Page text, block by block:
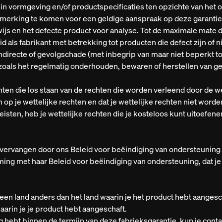
vormgeving en/of productspecificaties ten opzichte van het
te komen voor een geldige aanspraak op deze
en het defecte product voor analyse. Tot de maximale
als fabrikant met betrekking tot producten die defect zijn of
of gevolgschade (met inbegrip van maar niet beperkt
het regelmatig onderhouden, bewaren of herstellen van
die los staan van de rechten die worden verleend door de
op je wettelijke rechten en dat je wettelijke rechten niet
heb je wettelijke rechten die je kosteloos kunt
door ons Beleid voor beëindiging van
met haar Beleid voor beëindiging van ondersteuning, dat
land anders dan het land waarin je het product hebt
je je product hebt aangeschaft.